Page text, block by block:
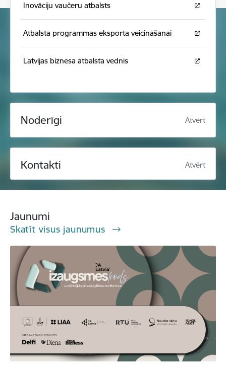
Inovāciju vaučeru atbalsts
Atbalsta programmas eksporta veicināšanai
Latvijas biznesa atbalsta vednis
Noderīgi Atvērt
Kontakti Atvērt
Jaunumi
Skatīt visus jaunumus